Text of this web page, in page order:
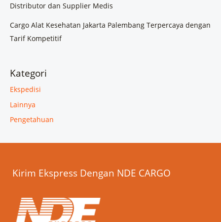
Distributor dan Supplier Medis
Cargo Alat Kesehatan Jakarta Palembang Terpercaya dengan
Tarif Kompetitif
Kategori
Ekspedisi
Lainnya
Pengetahuan
Kirim Ekspress Dengan NDE CARGO